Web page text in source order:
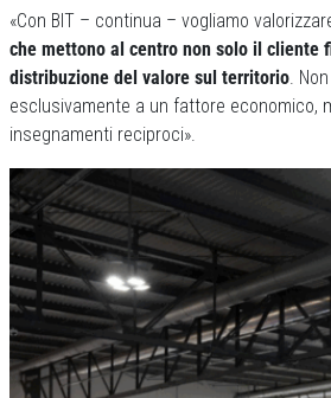
«Con BIT – continua – vogliamo
che mettono al centro non solo il cliente
distribuzione del valore sul territorio.
esclusivamente a un fattore economico,
insegnamenti reciproci».